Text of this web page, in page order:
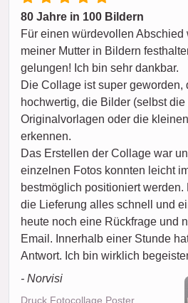
80 Jahre in 100 Bildern
Für einen würdevollen
meiner Mutter in Bildern
gelungen! Ich bin sehr dankbar.
Die Collage ist super geworden,
hochwertig, die Bilder (selbst
Originalvorlagen oder die
erkennen.
Das Erstellen der Collage war
einzelnen Fotos konnten leicht
bestmöglich positioniert
die Lieferung alles schnell und
heute noch eine Rückfrage und
Email. Innerhalb einer Stunde
Antwort. Ich bin wirklich
- Norvisi
Druck Fotocollage Poster